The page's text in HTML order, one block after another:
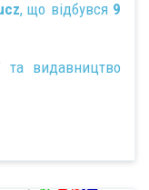
, що відбувся 9
та видавництво